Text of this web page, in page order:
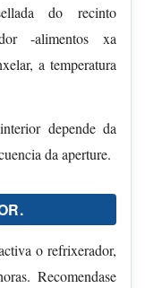
do recinto
-alimentos xa
a temperatura
depende da
da aperture.
o refrixerador,
Recomendase